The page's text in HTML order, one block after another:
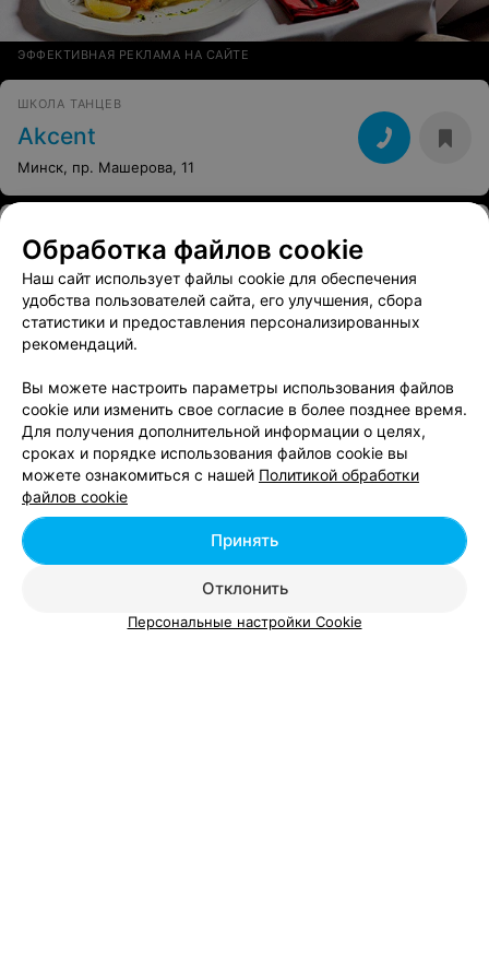
ЭФФЕКТИВНАЯ РЕКЛАМА НА САЙТЕ
ШКОЛА ТАНЦЕВ
Akcent
Минск, пр. Машерова, 11
OleDance
Минск, ул. Сурганова, 28 с 18:00
ЭФФЕКТИВНАЯ РЕКЛАМА НА САЙТЕ
Обработка файлов cookie
Наш сайт использует файлы cookie для обеспечения
удобства пользователей сайта, его улучшения, сбора
статистики и предоставления персонализированных
рекомендаций.
Вы можете настроить параметры использования файлов
cookie или изменить свое согласие в более позднее время.
Для получения дополнительной информации о целях,
сроках и порядке использования файлов cookie вы
можете ознакомиться с нашей Политикой обработки
файлов cookie
Отклонить
Принять
Персональные настройки Cookie